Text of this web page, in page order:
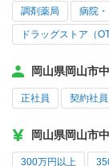
調剤薬局 病院
ドラッグストア（
岡山県岡山市
正社員 契約社
岡山県岡山市
300万円以上